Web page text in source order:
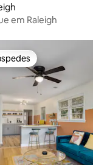
em Raleigh
dos hóspedes